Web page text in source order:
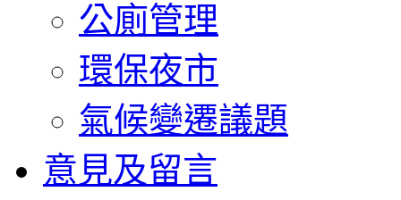
公廁管理
環保夜市
氣候變遷議題
意見及留言